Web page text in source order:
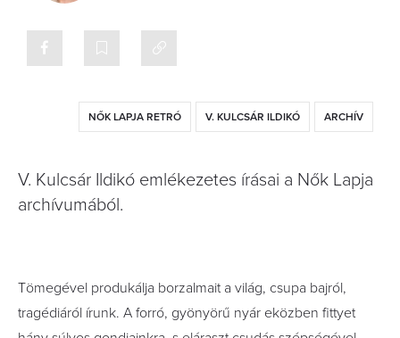
NŐK LAPJA RETRÓ V. KULCSÁR ILDIKÓ ARCHÍV
V. Kulcsár Ildikó emlékezetes írásai a Nők Lapja
archívumából.
Tömegével produkálja borzalmait a világ, csupa bajról,
tragédiáról írunk. A forró, gyönyörű nyár eközben fittyet